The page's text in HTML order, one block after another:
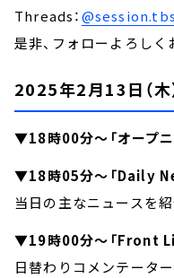
Threads：
是非、フォローよろしく
2025年2月13日（木
▼18時00分～「オープニ
▼18時05分～「Daily
当日の主なニュースを
▼19時00分～「Front
日替わりコメンテータ